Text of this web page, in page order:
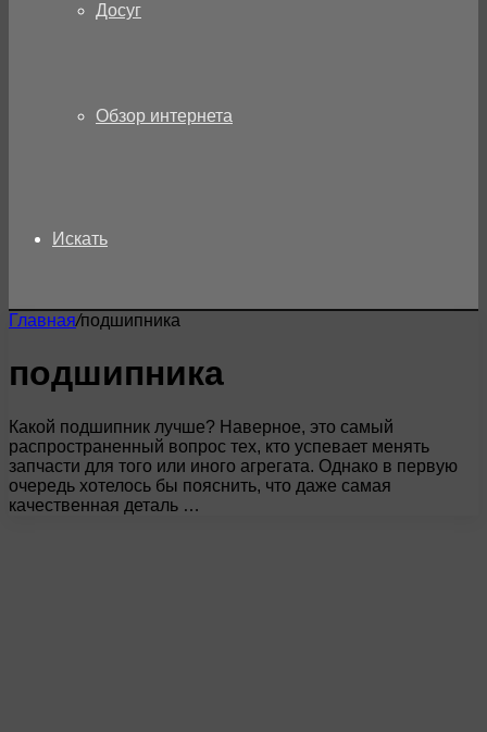
Досуг
Обзор интернета
Искать
Главная/подшипника
подшипника
Какой подшипник лучше? Наверное, это самый
распространенный вопрос тех, кто успевает менять
запчасти для того или иного агрегата. Однако в первую
очередь хотелось бы пояснить, что даже самая
качественная деталь …